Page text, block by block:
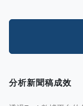
分析新聞稿成效